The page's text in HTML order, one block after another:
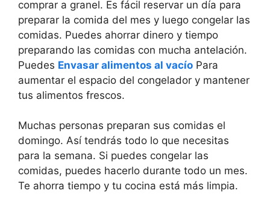
comprar a granel. Es fácil reservar un día para
preparar la comida del mes y luego congelar las
comidas. Puedes ahorrar dinero y tiempo
preparando las comidas con mucha antelación.
Puedes Envasar alimentos al vacío Para
aumentar el espacio del congelador y mantener
tus alimentos frescos.
Muchas personas preparan sus comidas el
domingo. Así tendrás todo lo que necesitas
para la semana. Si puedes congelar las
comidas, puedes hacerlo durante todo un mes.
Te ahorra tiempo y tu cocina está más limpia.